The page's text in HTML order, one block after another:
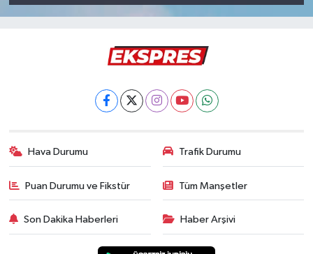
Hava Durumu Trafik Durumu
Puan Durumu ve Fikstür Tüm Manşetler
Son Dakika Haberleri Haber Arşivi
Yemek Tarifleri